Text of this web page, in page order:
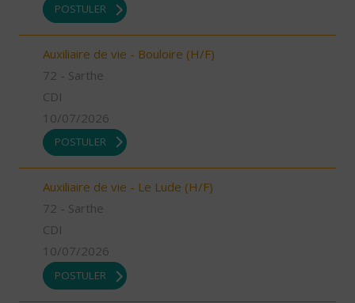
POSTULER
Auxiliaire de vie - Bouloire (H/F)
72 - Sarthe
CDI
10/07/2026
POSTULER
Auxiliaire de vie - Le Lude (H/F)
72 - Sarthe
CDI
10/07/2026
POSTULER